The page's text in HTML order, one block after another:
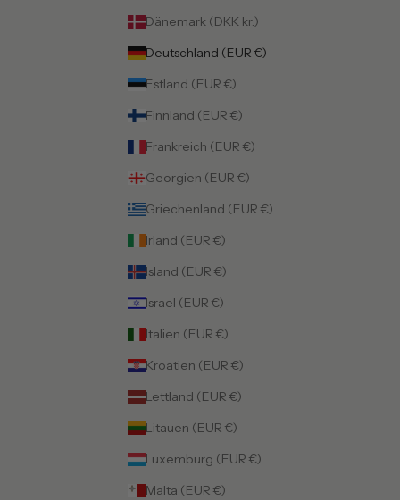
Dänemark (DKK kr.)
Deutschland (EUR €)
Estland (EUR €)
Finnland (EUR €)
Frankreich (EUR €)
Georgien (EUR €)
Griechenland (EUR €)
Irland (EUR €)
Island (EUR €)
Israel (EUR €)
Italien (EUR €)
Kroatien (EUR €)
Lettland (EUR €)
Litauen (EUR €)
Luxemburg (EUR €)
Malta (EUR €)